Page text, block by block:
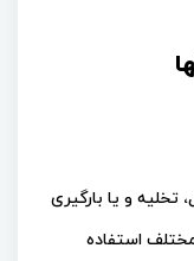
و یا بارگیری
استفاده